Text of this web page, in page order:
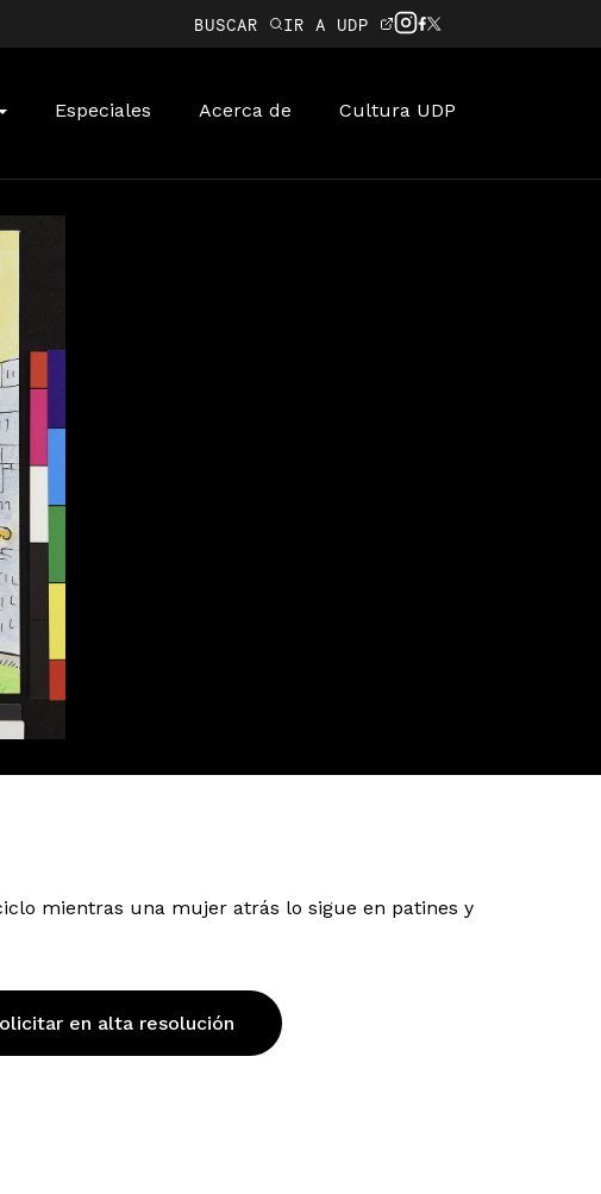
BUSCAR IR A UDP
Especiales Acerca de Cultura UDP
mientras una mujer atrás lo sigue en patines y
en alta resolución